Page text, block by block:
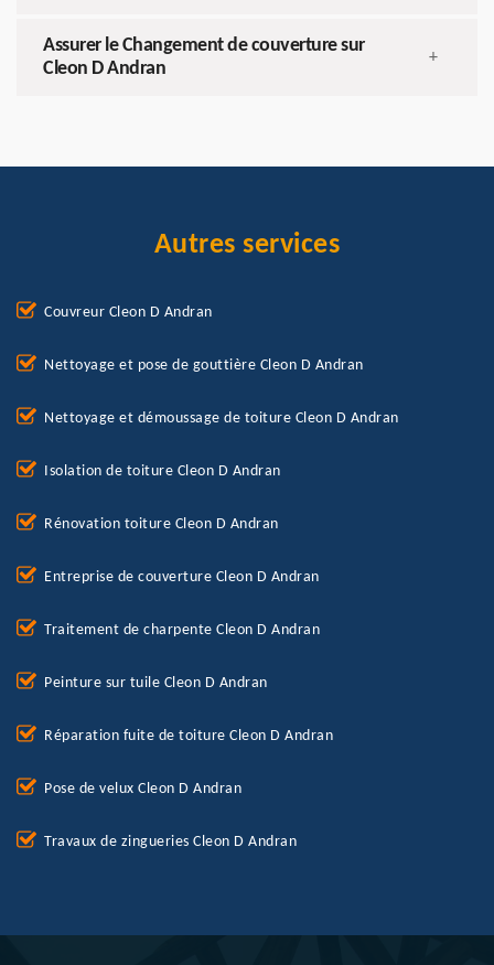
Assurer le Changement de couverture sur
Cleon D Andran
+
Autres services
Couvreur Cleon D Andran
Nettoyage et pose de gouttière Cleon D Andran
Nettoyage et démoussage de toiture Cleon D Andran
Isolation de toiture Cleon D Andran
Rénovation toiture Cleon D Andran
Entreprise de couverture Cleon D Andran
Traitement de charpente Cleon D Andran
Peinture sur tuile Cleon D Andran
Réparation fuite de toiture Cleon D Andran
Pose de velux Cleon D Andran
Travaux de zingueries Cleon D Andran